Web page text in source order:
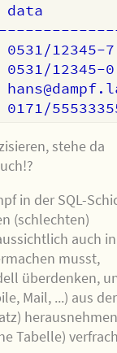
12345-7
12345-0
stehe da
in der SQL-
(schlechten)
auch
musst,
überdenken,
Mail, ...) aus der
Tabelle)